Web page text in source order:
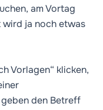
am Vortag
ja noch etwas
Vorlagen“ klicken,
den Betreff